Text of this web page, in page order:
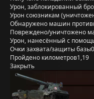
Урон, заблокированный
Урон союзникам
Обнаружено машин
Повреждено/уничтожено
Урон, нанесённый с
Очки захвата/защиты базы
Пройдено километров1,19
Закрыть